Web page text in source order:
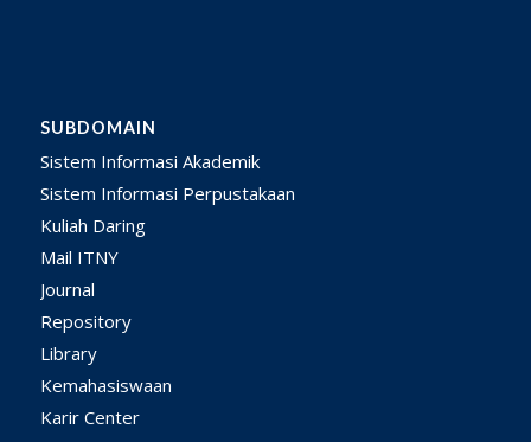
SUBDOMAIN
Sistem Informasi Akademik
Sistem Informasi Perpustakaan
Kuliah Daring
Mail ITNY
Journal
Repository
Library
Kemahasiswaan
Karir Center